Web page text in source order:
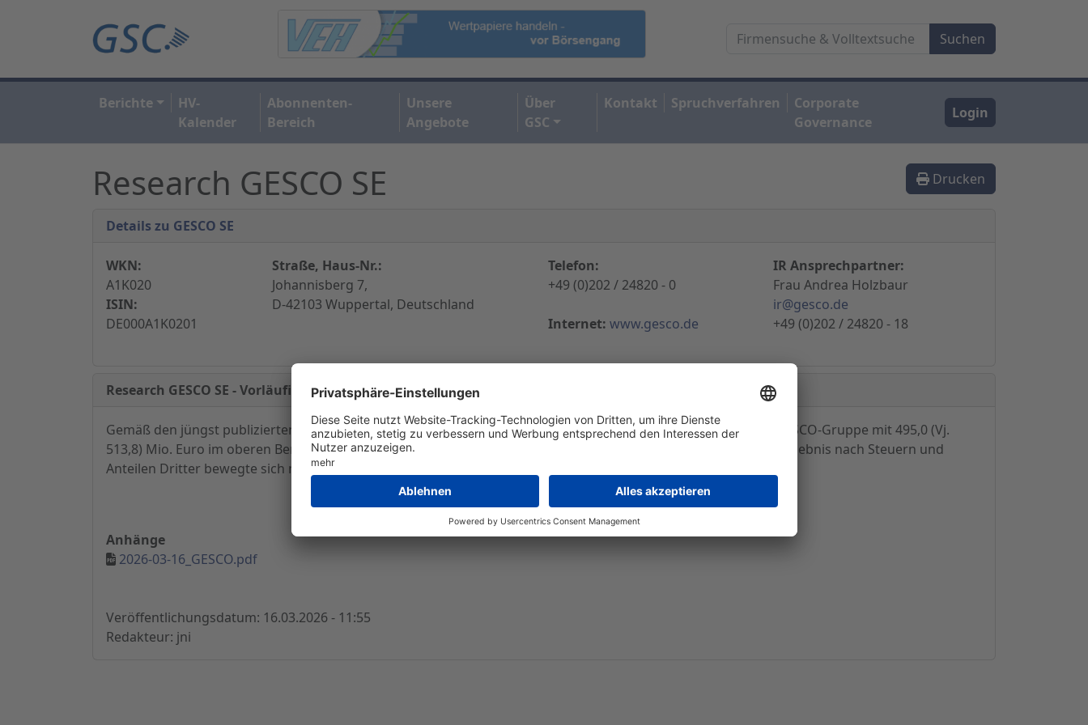
Berichte
HV-
Kalender
Abonnenten-
Bereich
Unsere
Angebote
Über
GSC
Kontakt Spruchverfahren
Corporate
Governance
Login
Drucken
Research GESCO SE
Details zu GESCO SE
WKN:
A1K020
ISIN:
DE000A1K0201
Straße, Haus-Nr.:
Johannisberg 7,
D-42103 Wuppertal, Deutschland
Telefon:
+49 (0)202 / 24820 - 0
Internet: www.gesco.de
IR Ansprechpartner:
Frau Andrea Holzbaur
ir@gesco.de
+49 (0)202 / 24820 - 18
Research GESCO SE - Vorläufige Zahlen 2025 operativ über unseren Erwartungen
Gemäß den jüngst publizierten vorläufigen, ungeprüften Zahlen zum Geschäftsjahr 2025 lag der Umsatz der GESCO-Gruppe mit 495,0 (Vj.
513,8) Mio. Euro im oberen Bereich des Prognosekorridors und über unserer letzten Schätzung. Das Konzernergebnis nach Steuern und
Anteilen Dritter bewegte sich mit 9,9 (4,4) Mio. Euro am oberen Rand der reduzierten Bandbreite.
Anhänge
2026-03-16_GESCO.pdf
Veröffentlichungsdatum: 16.03.2026 - 11:55
Redakteur: jni